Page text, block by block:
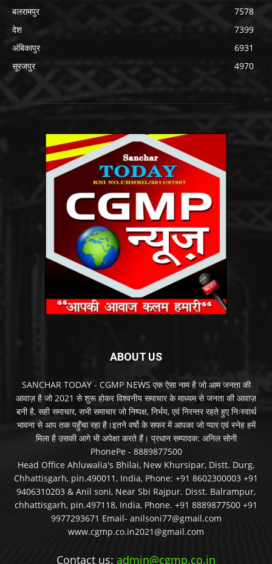
बलरामपुर
7578
देश
7399
अंबिकापुर
6931
सूरजपुर
4970
ABOUT US
SANCHAR TODAY - CGMP NEWS एक ऐसा नाम है जो आम जनता की
आवाज़ है जो 2021 से शुरू होकर विश्वनीय समाचार के माध्यम से जनता की आवाज़
बनी है, सही समाचार, सभी समाचार जो निष्पक्ष, निर्भय, एवं निरन्तर रहते हुए निःस्वार्थ
भावना से आप तक पहुँचा रहा है।इतने वर्षो के सफर में आपका जो प्यार एवं स्नेह हमें
मिला है उसकी आगे भी अपेक्षा करते हैं। प्रधान सम्पादक: अनिल सोनी
PhonePe - 8889877500
Head Office Ahluwalia's Bhilai, New Khursipar, Distt. Durg,
Chhattisgarh, pin.490011, India, Phone: +91 8602300003 +91
9406310203 & Anil soni, Near Sbi Rajpur. Disst. Balrampur,
chhattisgarh, pin.497118, India, Phone. +91 8889877500 +91
9977293671 Email- anilsoni77@gmail.com
www.cgmp.co.in2021@gmail.com
Contact us: admin@cgmp.co.in